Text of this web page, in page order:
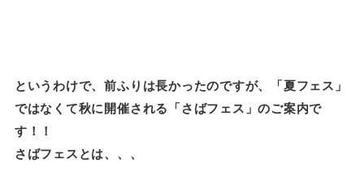
というわけで、前ふりは長かったのですが、「夏フェス」
ではなくて秋に開催される「さばフェス」のご案内で
す！！
さばフェスとは、、、